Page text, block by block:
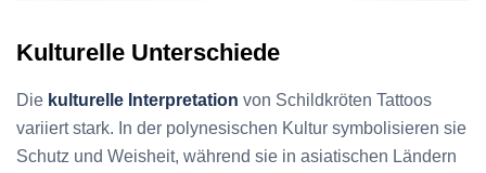
Kulturelle Unterschiede
Die kulturelle Interpretation von Schildkröten Tattoos
variiert stark. In der polynesischen Kultur symbolisieren sie
Schutz und Weisheit, während sie in asiatischen Ländern